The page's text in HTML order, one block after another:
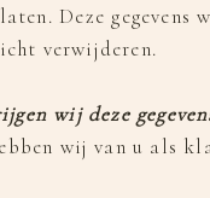
Deze
verwijderen.
wij deze
wij van u als